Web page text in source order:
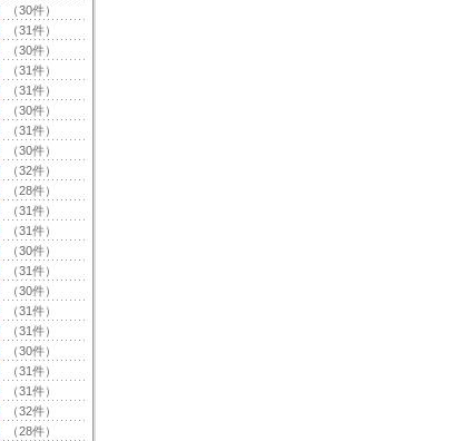
（30件）
（31件）
（30件）
（31件）
（31件）
（30件）
（31件）
（30件）
（32件）
（28件）
（31件）
（31件）
（30件）
（31件）
（30件）
（31件）
（31件）
（30件）
（31件）
（31件）
（32件）
（28件）